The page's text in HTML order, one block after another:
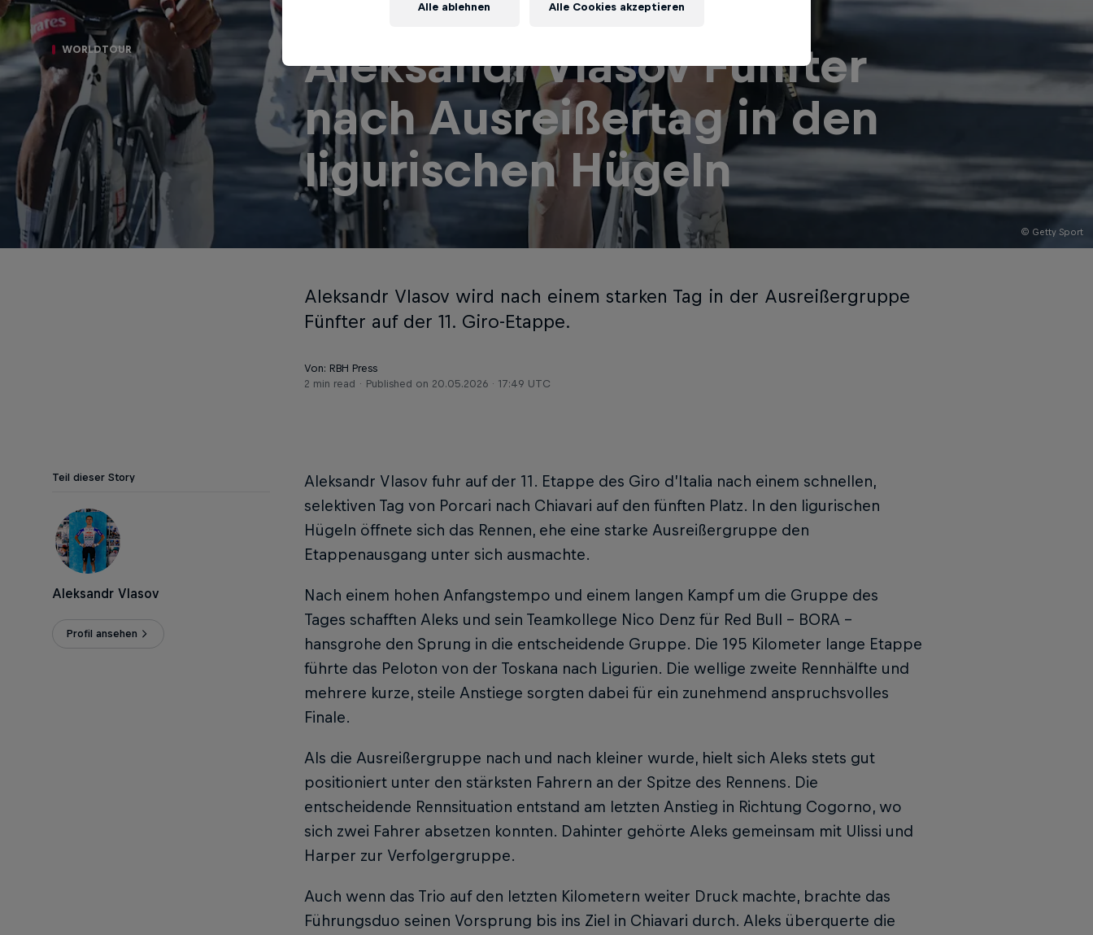
© Getty Sport
WORLDTOUR
Aleksandr Vlasov Fünfter
nach Ausreißertag in den
ligurischen Hügeln
Aleksandr Vlasov wird nach einem starken Tag in der Ausreißergruppe
Fünfter auf der 11. Giro-Etappe.
Von: RBH Press
2 min read
Published on 20.05.2026 · 17:49 UTC
Teil dieser Story
Aleksandr Vlasov
Profil ansehen
Aleksandr Vlasov fuhr auf der 11. Etappe des Giro d’Italia nach einem schnellen,
selektiven Tag von Porcari nach Chiavari auf den fünften Platz. In den ligurischen
Hügeln öffnete sich das Rennen, ehe eine starke Ausreißergruppe den
Etappenausgang unter sich ausmachte.
Nach einem hohen Anfangstempo und einem langen Kampf um die Gruppe des
Tages schafften Aleks und sein Teamkollege Nico Denz für Red Bull – BORA –
hansgrohe den Sprung in die entscheidende Gruppe. Die 195 Kilometer lange Etappe
führte das Peloton von der Toskana nach Ligurien. Die wellige zweite Rennhälfte und
mehrere kurze, steile Anstiege sorgten dabei für ein zunehmend anspruchsvolles
Finale.
Als die Ausreißergruppe nach und nach kleiner wurde, hielt sich Aleks stets gut
positioniert unter den stärksten Fahrern an der Spitze des Rennens. Die
entscheidende Rennsituation entstand am letzten Anstieg in Richtung Cogorno, wo
sich zwei Fahrer absetzen konnten. Dahinter gehörte Aleks gemeinsam mit Ulissi und
Harper zur Verfolgergruppe.
Auch wenn das Trio auf den letzten Kilometern weiter Druck machte, brachte das
Führungsduo seinen Vorsprung bis ins Ziel in Chiavari durch. Aleks überquerte die
Alle ablehnen Alle Cookies akzeptieren